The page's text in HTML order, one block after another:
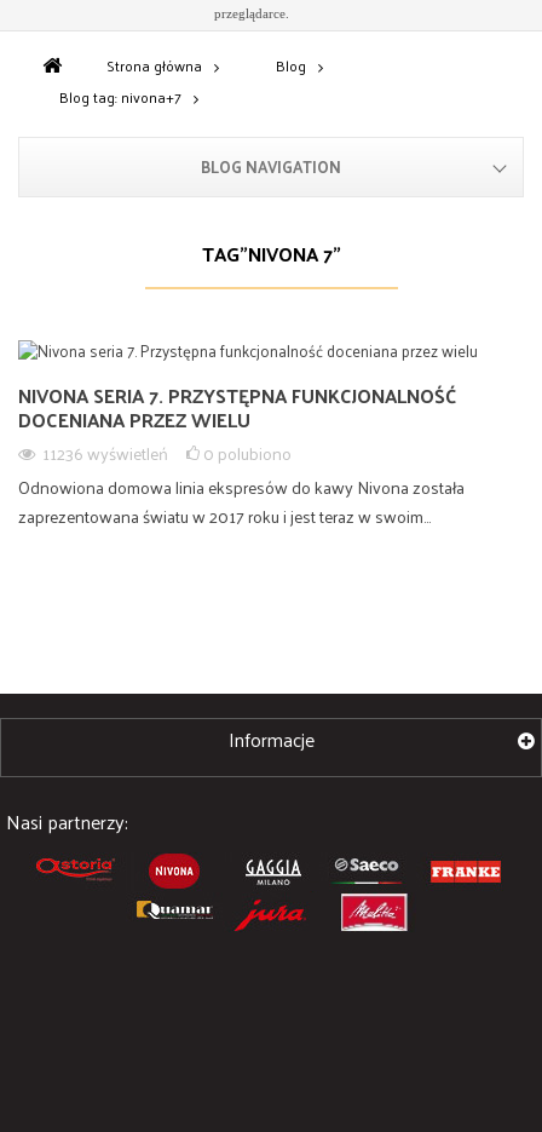
przeglądarce.
Strona główna
Blog
Blog tag: nivona+7
BLOG NAVIGATION
TAG"NIVONA 7"
NIVONA SERIA 7. PRZYSTĘPNA FUNKCJONALNOŚĆ
DOCENIANA PRZEZ WIELU
11236wyświetleń 0 polubiono
Odnowiona domowa linia ekspresów do kawy Nivona została
zaprezentowana światu w 2017 roku i jest teraz w swoim...
Informacje
Nasi partnerzy: